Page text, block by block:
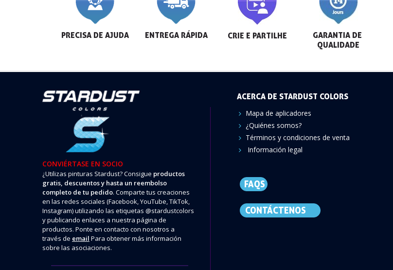
PRECISA DE AJUDA ENTREGA RÁPIDA CRIE E PARTILHE
GARANTIA DE
QUALIDADE
CONVIÉRTASE EN SOCIO
¿Utilizas pinturas Stardust? Consigue productos
gratis, descuentos y hasta un reembolso
completo de tu pedido. Comparte tus creaciones
en las redes sociales (Facebook, YouTube, TikTok,
Instagram) utilizando las etiquetas @stardustcolors
y publicando enlaces a nuestra página de
productos. Ponte en contacto con nosotros a
través de email Para obtener más información
sobre las asociaciones.
ACERCA DE STARDUST COLORS
Mapa de aplicadores
¿Quiénes somos?
Términos y condiciones de venta
Información legal
FAQS
CONTÁCTENOS